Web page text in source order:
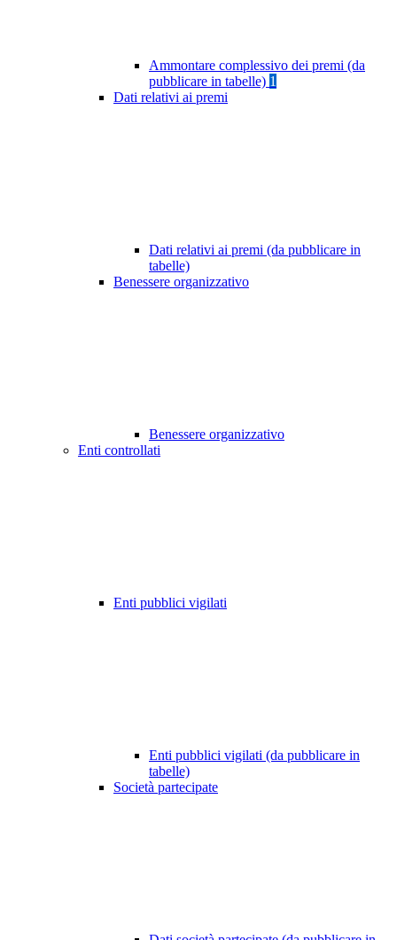
Ammontare complessivo dei premi (da
pubblicare in tabelle) 1
Dati relativi ai premi
Dati relativi ai premi (da pubblicare in
tabelle)
Benessere organizzativo
Benessere organizzativo
Enti controllati
Enti pubblici vigilati
Enti pubblici vigilati (da pubblicare in
tabelle)
Società partecipate